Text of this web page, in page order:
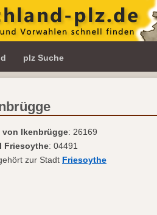
plz Suche
von Ikenbrügge: 26169
Friesoythe: 04491
zur Stadt Friesoythe